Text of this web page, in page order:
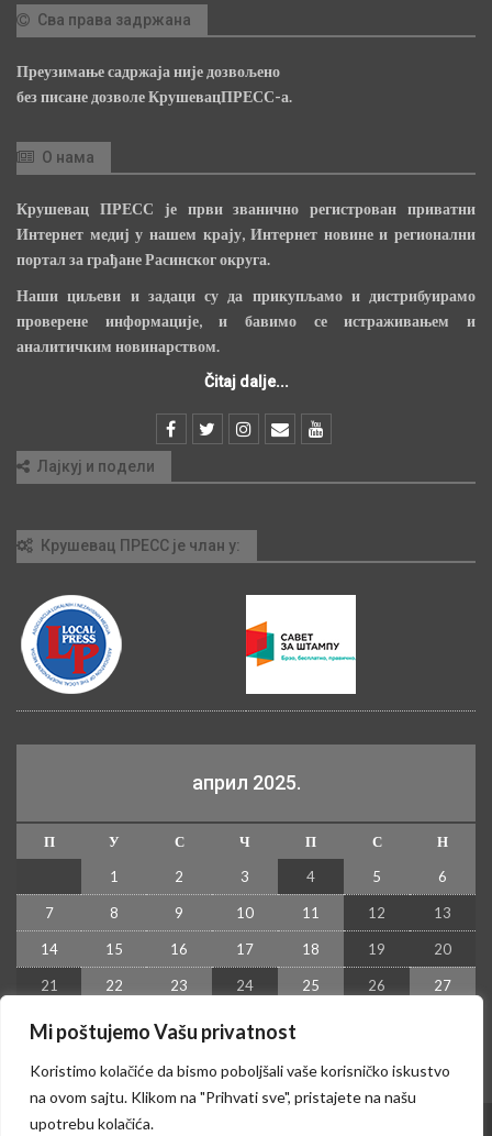
Mi poštujemo Vašu privatnost
Koristimo kolačiće da bismo poboljšali vaše korisničko iskustvo
na ovom sajtu. Klikom na "Prihvati sve", pristajete na našu
upotrebu kolačića.
Сва права задржана
Преузимање садржаја није дозвољено
без писане дозволе КрушевацПРЕСС-а.
О нама
Крушевац ПРЕСС је први званично регистрован приватни
Интернет медиј у нашем крају, Интернет новине и регионални
портал за грађане Расинског округа.
Наши циљеви и задаци су да прикупљамо и дистрибуирамо
проверене информације, и бавимо се истраживањем и
аналитичким новинарством.
Čitaj dalje...
Лајкуј и подели
Крушевац ПРЕСС је члан у:
април 2025.
П У С Ч П С
Н
1
2 3 4 5 6
7 8 9 10 11 12 13
14 15 16 17 18 19 20
21 22 23 24 25 26 27
28 29
30